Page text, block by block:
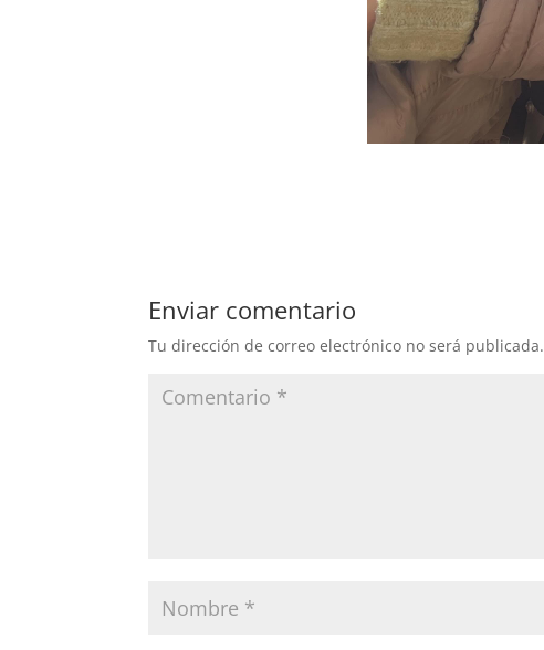
Enviar comentario
Tu dirección de correo electrónico no será publicada.